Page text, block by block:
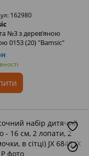
162980
№3 з дерев’яною
0153 (20) "Bamsic"